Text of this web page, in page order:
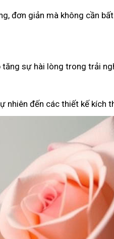
đơn giản mà không cần
sự hài lòng trong trải
nhiên đến các thiết kế kích